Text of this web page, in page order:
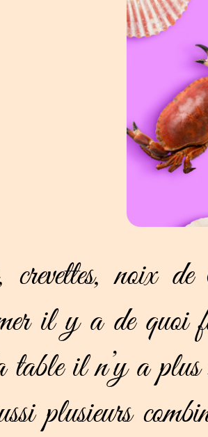
noix
il y a de quoi
table il n’y a
plusieurs